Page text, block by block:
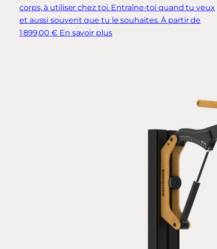
corps, à utiliser chez toi. Entraîne-toi quand tu veux
et aussi souvent que tu le souhaites. À partir de
1 899,00 € En savoir plus